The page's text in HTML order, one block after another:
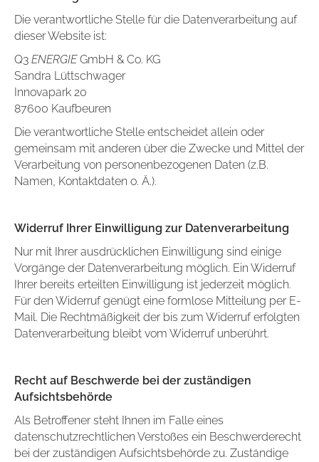
T
Die verantwortliche Stelle für die Datenverarbeitung auf
dieser Website ist:
Q3 ENERGIEGmbH & Co. KG
Sandra Lüttschwager
Innovapark 20
87600 Kaufbeuren
Die verantwortliche Stelle entscheidet allein oder
gemeinsam mit anderen über die Zwecke und Mittel der
Verarbeitung von personenbezogenen Daten (z.B.
Namen, Kontaktdaten o. Ä.).
Widerruf Ihrer Einwilligung zur Datenverarbeitung
Nur mit Ihrer ausdrücklichen Einwilligung sind einige
Vorgänge der Datenverarbeitung möglich. Ein Widerruf
Ihrer bereits erteilten Einwilligung ist jederzeit möglich.
Für den Widerruf genügt eine formlose Mitteilung per E-
Mail. Die Rechtmäßigkeit der bis zum Widerruf erfolgten
Datenverarbeitung bleibt vom Widerruf unberührt.
Recht auf Beschwerde bei der zuständigen
Aufsichtsbehörde
Als Betroffener steht Ihnen im Falle eines
datenschutzrechtlichen Verstoßes ein Beschwerderecht
bei der zuständigen Aufsichtsbehörde zu. Zuständige